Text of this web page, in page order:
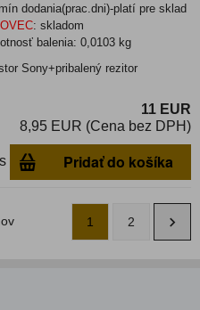
dodania(prac.dni)-platí pre sklad
: skladom
balenia:0,0103 kg
Sony+pribalený rezitor
11 EUR
8,95 EUR (Cena bez DPH)
Pridať do košíka
1 2